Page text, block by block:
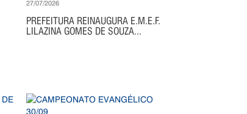
27/07/2026
PREFEITURA REINAUGURA E.M.E.F.
LILAZINA GOMES DE SOUZA...